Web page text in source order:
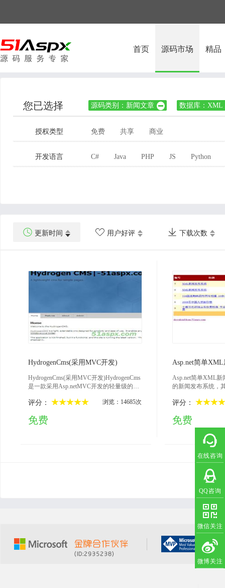
在线咨询
QQ咨询
微信关注
微博关注
首页 源码市场 精品
您已选择 源码类别：新闻文章  数据库：XML
授权类型 免费 共享 商业
开发语言 C# Java PHP JS Python
 更新时间  用户好评  下载次数
HydrogenCms(采用MVC开发)
HydrogenCms(采用MVC开发)HydrogenCms
是一款采用Asp.netMVC开发的轻量级的C
CMS，它使用asp.netmvc,linq2sql,linq2xml,
以在线更换皮肤，可以在后台设置网站标
评分： 浏览：14685次
免费
Asp.net简单
Asp.net简单XML
的新闻发布系统，
可以集中管理修改
用面相对象开发
件，默认管理帐号
评分：
免费